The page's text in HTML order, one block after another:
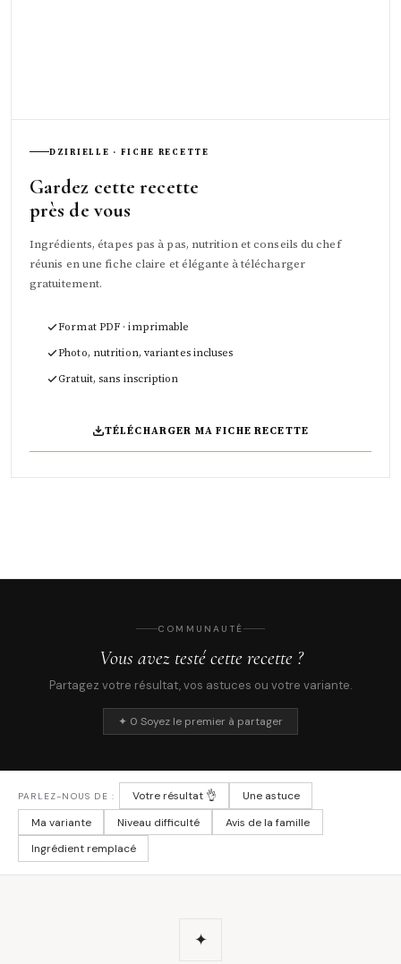
DZIRIELLE · FICHE RECETTE
Gardez cette recette
près de vous
Ingrédients, étapes pas à pas, nutrition et conseils du chef
réunis en une fiche claire et élégante à télécharger
gratuitement.
Format PDF · imprimable
Photo, nutrition, variantes incluses
Gratuit, sans inscription
TÉLÉCHARGER MA FICHE RECETTE
COMMUNAUTÉ
Vous avez testé cette recette ?
Partagez votre résultat, vos astuces ou votre variante.
✦ 0 Soyez le premier à partager
PARLEZ-NOUS DE : Votre résultat 👌
Une astuce
Ma variante
Niveau difficulté
Avis de la famille
Ingrédient remplacé
✦